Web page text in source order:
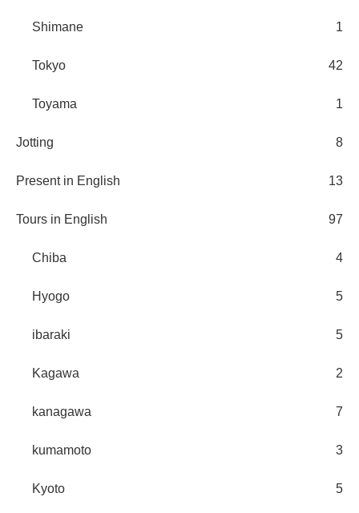
Shimane 1
Tokyo 42
Toyama 1
Jotting 8
Present in English 13
Tours in English 97
Chiba 4
Hyogo 5
ibaraki 5
Kagawa 2
kanagawa 7
kumamoto 3
Kyoto 5